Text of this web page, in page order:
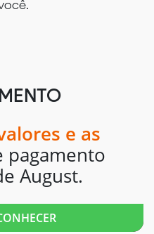
e as
pagamento
August.